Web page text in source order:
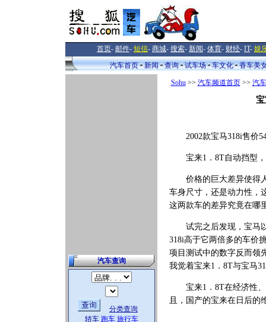
首页- 邮件- 短信- 商城- 搜索- 新闻- 体育- 财经- IT- 娱
汽车首页
新闻 查询 试车场 车文化 香车美
汽车查询
分类查询
轿车 跑车 旅行车
Sohu>> 汽车频道首页>> 汽
2002款宝马318i售价
宝来1．8T自动挡型，
价格的巨大差异使得人
车身尺寸，还是动力性，
这两款车的差异究竟在哪
试完之后发现，宝马以
318i高于它两倍多的车价
项目测试中的数字反而领
我觉着宝来1．8T与宝马
宝来1．8T在经济性、
且，国产的宝来在日后的